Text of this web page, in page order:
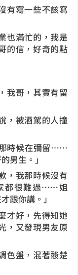
寫一些不該寫
滿忙的，我是
的信，好奇的點
哥，其實有留
被酒駕的人撞
時候在彌留……
男生。」
我那時候沒有
都很難過……姐
跟你講。」
好，先得知她
，又發現男友原
盤，混著酸楚